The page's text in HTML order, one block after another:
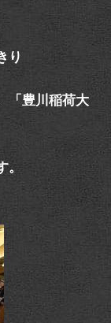
り
「豊川稲荷大